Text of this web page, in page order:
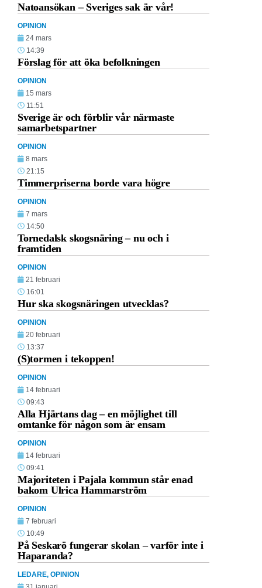
Natoansökan – Sveriges sak är vår!
OPINION
24 mars
14:39
Förslag för att öka befolkningen
OPINION
15 mars
11:51
Sverige är och förblir vår närmaste
samarbetspartner
OPINION
8 mars
21:15
Timmerpriserna borde vara högre
OPINION
7 mars
14:50
Tornedalsk skogsnäring – nu och i
framtiden
OPINION
21 februari
16:01
Hur ska skogsnäringen utvecklas?
OPINION
20 februari
13:37
(S)tormen i tekoppen!
OPINION
14 februari
09:43
Alla Hjärtans dag – en möjlighet till
omtanke för någon som är ensam
OPINION
14 februari
09:41
Majoriteten i Pajala kommun står enad
bakom Ulrica Hammarström
OPINION
7 februari
10:49
På Seskarö fungerar skolan – varför inte i
Haparanda?
LEDARE, OPINION